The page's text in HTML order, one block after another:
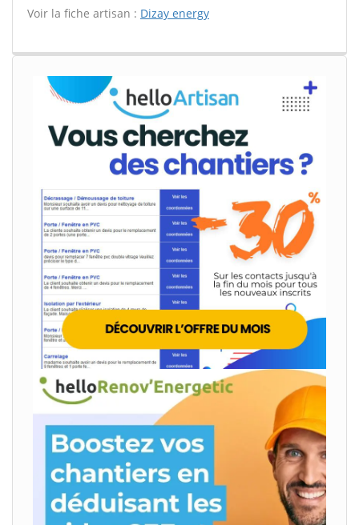
Voir la fiche artisan : Dizay energy